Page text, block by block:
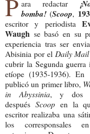
ara redactar
bomba! (Scoop,
escritor y periodista
Waugh se basó en su
experiencia tras ser
Abisinia por el Daily Mail
cubrir la Segunda guerra
etíope (1935-1936). En
publicó un primer libro,
in Abyssinia, y dos
después Scoopen la
escritor realizaba una
los corresponsales